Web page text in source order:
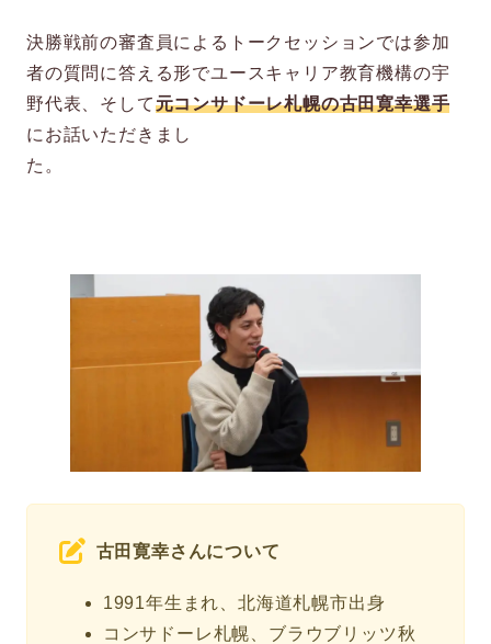
決勝戦前の審査員によるトークセッションでは参加
者の質問に答える形でユースキャリア教育機構の宇
野代表、そして元コンサドーレ札幌の古田寛幸選手
にお話いただきまし
た。
古田寛幸さんについて
1991年生まれ、北海道札幌市出身
コンサドーレ札幌、ブラウブリッツ秋